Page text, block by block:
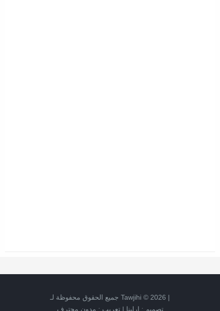
Tawjihi © 2026 |
تصميم : ارلينا |تعريب : مدون محترف